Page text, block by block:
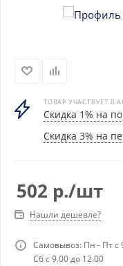
ТОВАР УЧАСТВУЕТ В
Скидка 1% на
Скидка 3% на
502 р./шт
Нашли дешевле?
Самовывоз: Пн - Пт с
Сб с 9.00 до 12.00